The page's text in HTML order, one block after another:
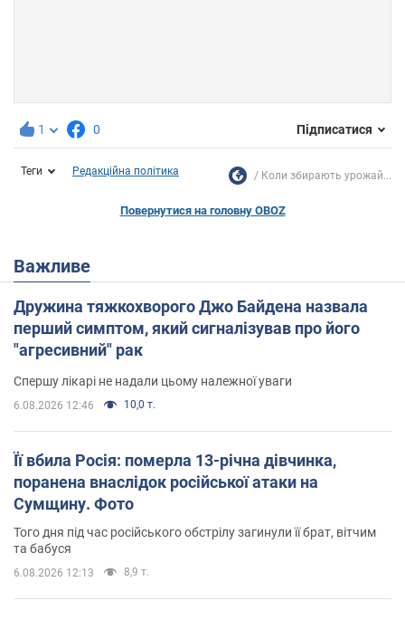
1 0 Підписатися
Теги Редакційна політика Коли збирають урожай...
Повернутися на головну OBOZ
Важливе
Дружина тяжкохворого Джо Байдена назвала
перший симптом, який сигналізував про його
"агресивний" рак
Спершу лікарі не надали цьому належної уваги
6.08.2026 12:46 10,0 т.
Її вбила Росія: померла 13-річна дівчинка,
поранена внаслідок російської атаки на
Сумщину. Фото
Того дня під час російського обстрілу загинули її брат, вітчим
та бабуся
6.08.2026 12:13 8,9 т.